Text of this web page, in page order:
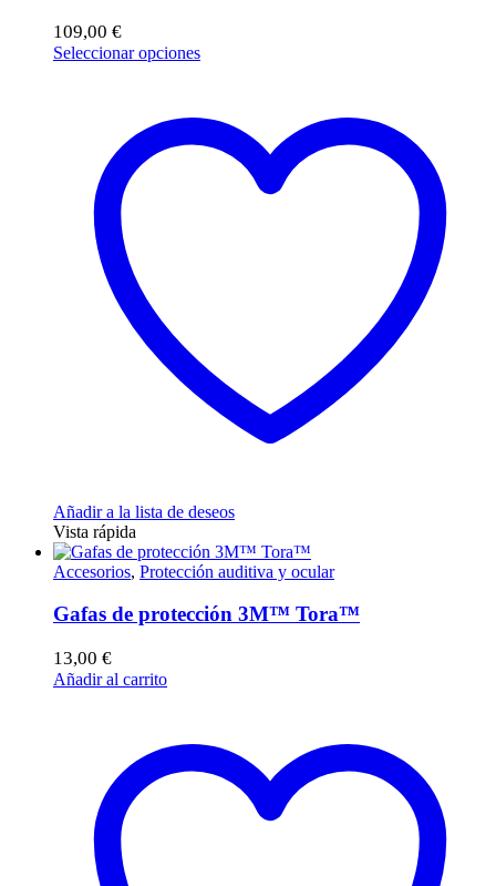
109,00 €
Seleccionar opcionesEste
variantes.
Las
opciones
Añadir a la lista de deseos
Vista rápida
Accesorios, Protección auditiva y ocular
Gafas de protección 3M™ Tora™
13,00 €
Añadir al carrito